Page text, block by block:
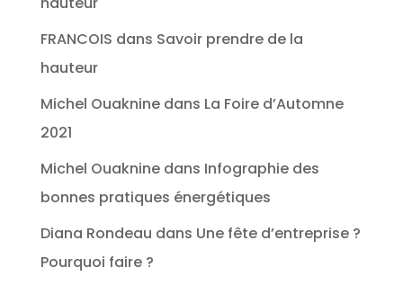
FRANCOIS dans Savoir prendre de la
hauteur
Michel Ouakninedans La Foire d’Automne
2021
Michel Ouakninedans Infographie des
bonnes pratiques énergétiques
Diana Rondeau dans Une fête d’entreprise ?
Pourquoi faire ?